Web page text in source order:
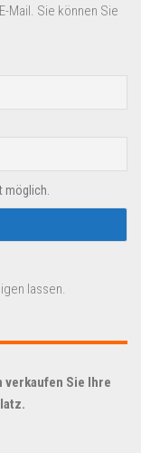
Mail. Sie können Sie
möglich.
lassen.
verkaufen Sie Ihre